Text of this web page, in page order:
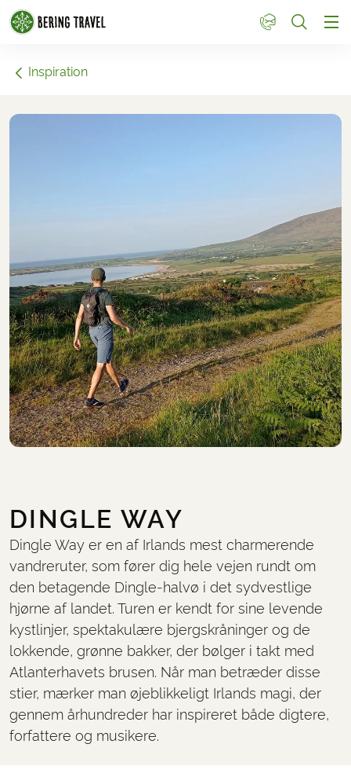
1
Inspiration
DINGLE WAY
Dingle Way er en af Irlands mest charmerende
vandreruter, som fører dig hele vejen rundt om
den betagende Dingle-halvø i det sydvestlige
hjørne af landet. Turen er kendt for sine levende
kystlinjer, spektakulære bjergskråninger og de
lokkende, grønne bakker, der bølger i takt med
Atlanterhavets brusen. Når man betræder disse
stier, mærker man øjeblikkeligt Irlands magi, der
gennem århundreder har inspireret både digtere,
forfattere og musikere.